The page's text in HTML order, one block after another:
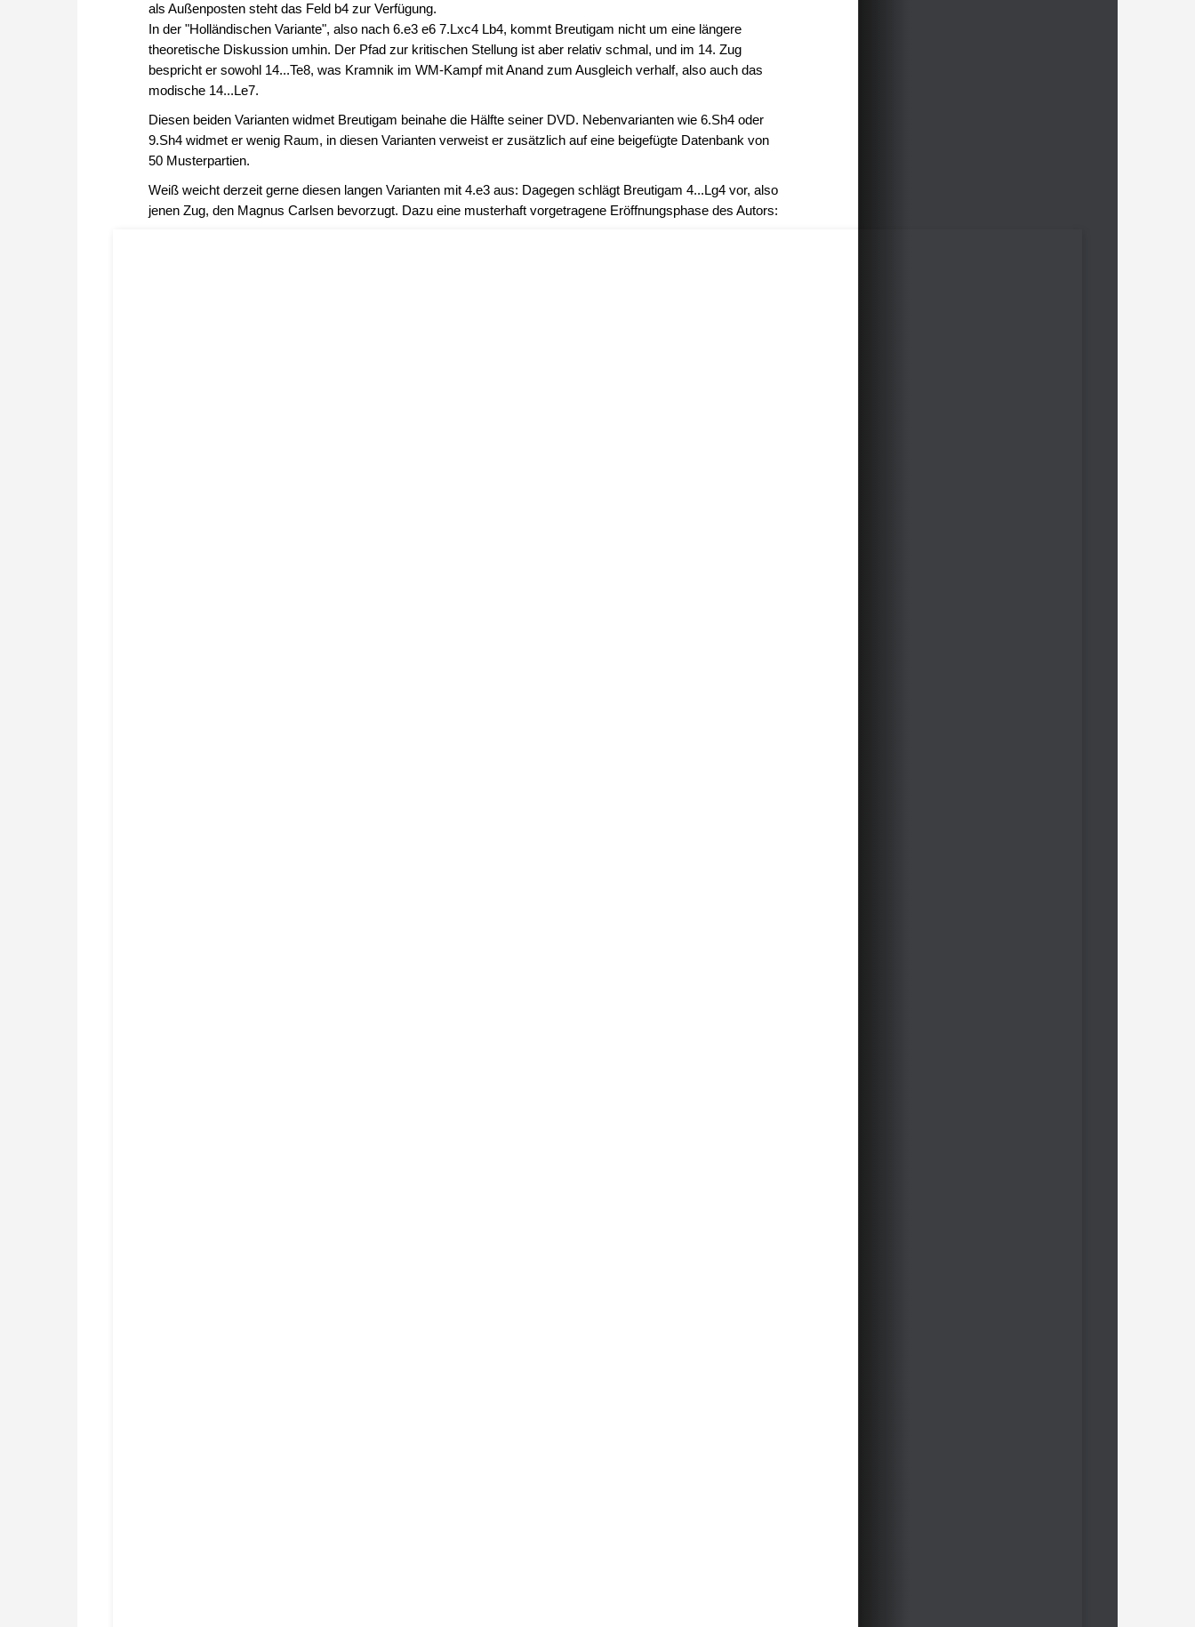
als Außenposten steht das Feld b4 zur Verfügung.
In der "Holländischen Variante", also nach 6.e3 e6 7.Lxc4 Lb4, kommt Breutigam nicht um eine längere
theoretische Diskussion umhin. Der Pfad zur kritischen Stellung ist aber relativ schmal, und im 14. Zug
bespricht er sowohl 14...Te8, was Kramnik im WM-Kampf mit Anand zum Ausgleich verhalf, also auch das
modische 14...Le7.
Diesen beiden Varianten widmet Breutigam beinahe die Hälfte seiner DVD. Nebenvarianten wie 6.Sh4 oder
9.Sh4 widmet er wenig Raum, in diesen Varianten verweist er zusätzlich auf eine beigefügte Datenbank von
50 Musterpartien.
Weiß weicht derzeit gerne diesen langen Varianten mit 4.e3 aus: Dagegen schlägt Breutigam 4...Lg4 vor, also
jenen Zug, den Magnus Carlsen bevorzugt. Dazu eine musterhaft vorgetragene Eröffnungsphase des Autors: